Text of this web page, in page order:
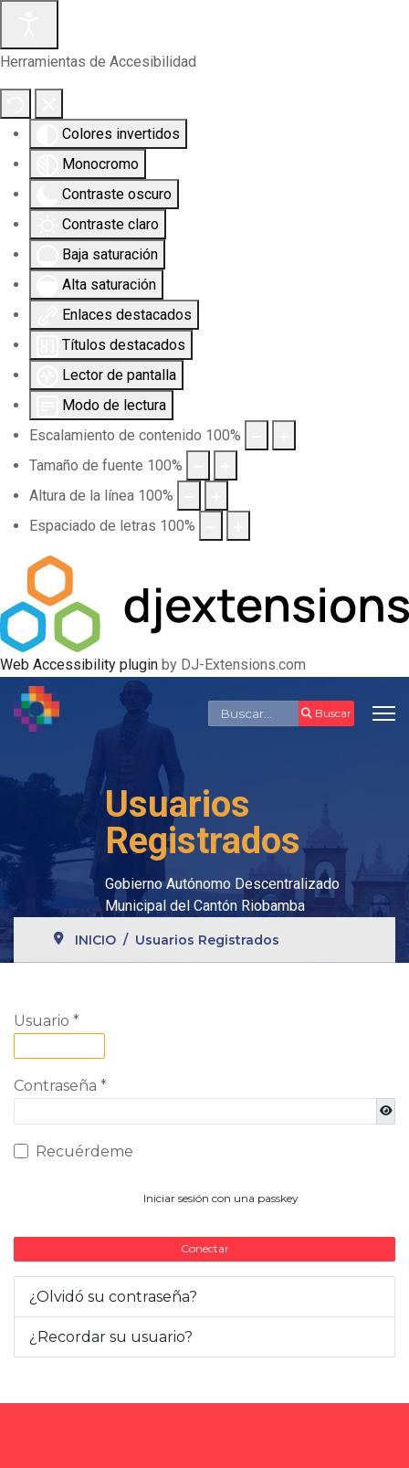
Herramientas de Accesibilidad
Colores invertidos
Monocromo
Contraste oscuro
Contraste claro
Baja saturación
Alta saturación
Enlaces destacados
Títulos destacados
Lector de pantalla
Modo de lectura
Escalamiento de contenido 100%
Tamaño de fuente 100%
Altura de la línea 100%
Espaciado de letras 100%
Web Accessibility plugin by DJ-Extensions.com
Buscar Buscar
Usuarios
Registrados
Gobierno Autónomo Descentralizado
Municipal del Cantón Riobamba
INICIO Usuarios Registrados
Usuario *
Contraseña *
Recuérdeme
Iniciar sesión con una passkey
Conectar
¿Olvidó su contraseña?
¿Recordar su usuario?